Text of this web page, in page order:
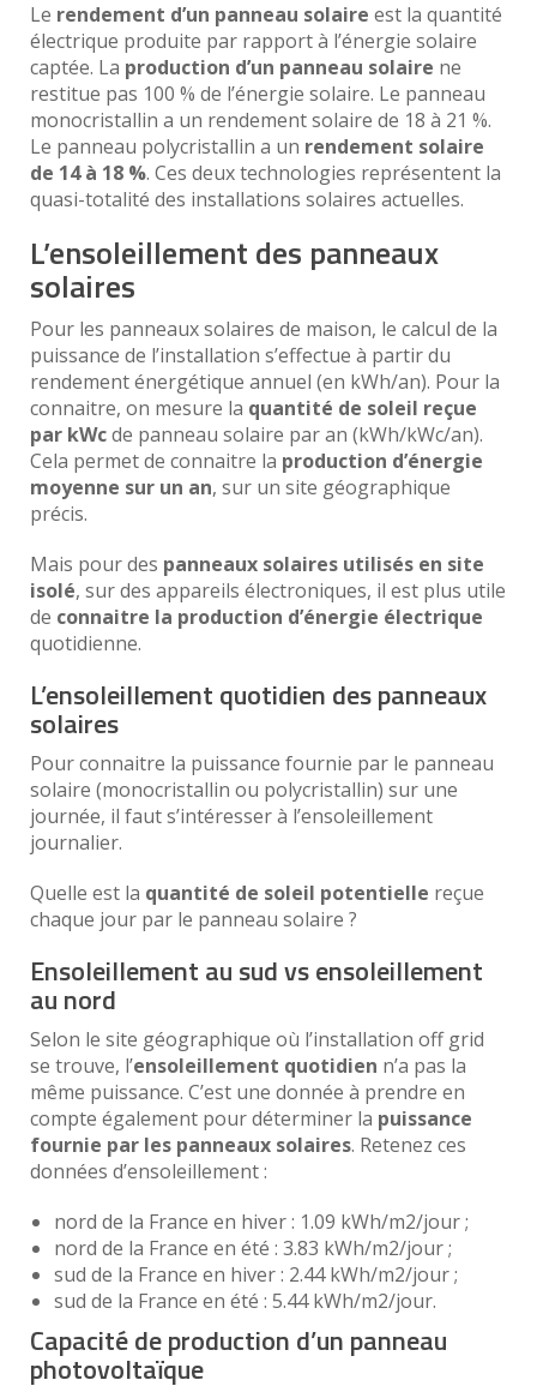
Le rendement d’un panneau solaire est la quantité
électrique produite par rapport à l’énergie solaire
captée. La production d’un panneau solaire ne
restitue pas 100 % de l’énergie solaire. Le panneau
monocristallin a un rendement solaire de 18 à 21 %.
Le panneau polycristallin a un rendement solaire
de 14 à 18 %. Ces deux technologies représentent la
quasi-totalité des installations solaires actuelles.
L’ensoleillement des panneaux
solaires
Pour les panneaux solaires de maison, le calcul de la
puissance de l’installation s’effectue à partir du
rendement énergétique annuel (en kWh/an). Pour la
connaitre, on mesure la quantité de soleil reçue
par kWcde panneau solaire par an (kWh/kWc/an).
Cela permet de connaitre la production d’énergie
moyenne sur un an, sur un site géographique
précis.
Mais pour des panneaux solaires utilisés en site
isolé, sur des appareils électroniques, il est plus utile
de connaitre la production d’énergie électrique
quotidienne.
L’ensoleillement quotidien des panneaux
solaires
Pour connaitre la puissance fournie par le panneau
solaire (monocristallin ou polycristallin) sur une
journée, il faut s’intéresser à l’ensoleillement
journalier.
Quelle est la quantité de soleil potentielle reçue
chaque jour par le panneau solaire ?
Ensoleillement au sud vs ensoleillement
au nord
Selon le site géographique où l’installation off grid
se trouve, l’ensoleillement quotidien n’a pas la
même puissance. C’est une donnée à prendre en
compte également pour déterminer la puissance
fournie par les panneaux solaires. Retenez ces
données d’ensoleillement :
nord de la France en hiver : 1.09 kWh/m2/jour ;
nord de la France en été : 3.83 kWh/m2/jour ;
sud de la France en hiver : 2.44 kWh/m2/jour ;
sud de la France en été : 5.44 kWh/m2/jour.
Capacité de production d’un panneau
photovoltaïque